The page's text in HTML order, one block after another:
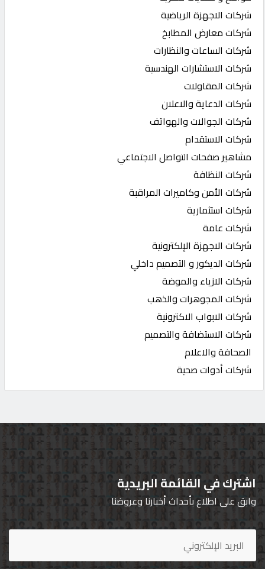
شركات الاجهزة الرياضية
شركات معارض المطابخ
شركات الساعات والنظارات
شركات الاستشارات الهندسية
شركات المقاولات
شركات الدعاية والاعلان
شركات الجوالات والهواتف
شركات الاستقدام
مشاهير صفحات التواصل الاجتماعي
شركات النظافة
شركات الأمن وكاميرات المراقبة
شركات استثمارية
شركات عامة
شركات الاجهزة الإلكترونية
شركات الديكور و التصميم داخلي
شركات الازياء والموضة
شركات المجوهرات والذهب
شركات الابواب الاكترونية
شركات الاستضافة والتصميم
الصحافة والاعلام
شركات أدوات صحية
اشترك في القائمة البريدية
وابق على اطلاع بأحداث أخبارنا وعروضنا